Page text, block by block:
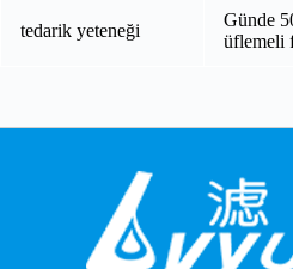
tedarik yeteneği
Günde
üflemeli